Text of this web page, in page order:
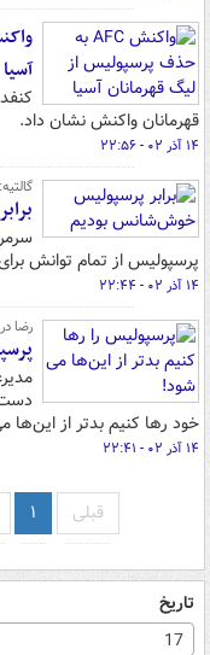
آسیا
قهرمانان واکنش نشان داد.
۱۴ آذر ۰۲ - ۲۲:۵۶
گالتیه:
پرسپولیس از تمام توانش
۱۴ آذر ۰۲ - ۲۲:۴۴
رضا
دست
خود رها کنیم بدتر از این‌ها
۱۴ آذر ۰۲ - ۲۲:۴۱
قبلی ۱
تاریخ
17